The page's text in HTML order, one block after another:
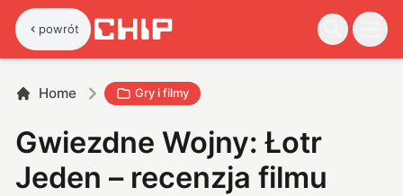
powrót
Home Gry i filmy
Gwiezdne Wojny: Łotr
Jeden – recenzja filmu